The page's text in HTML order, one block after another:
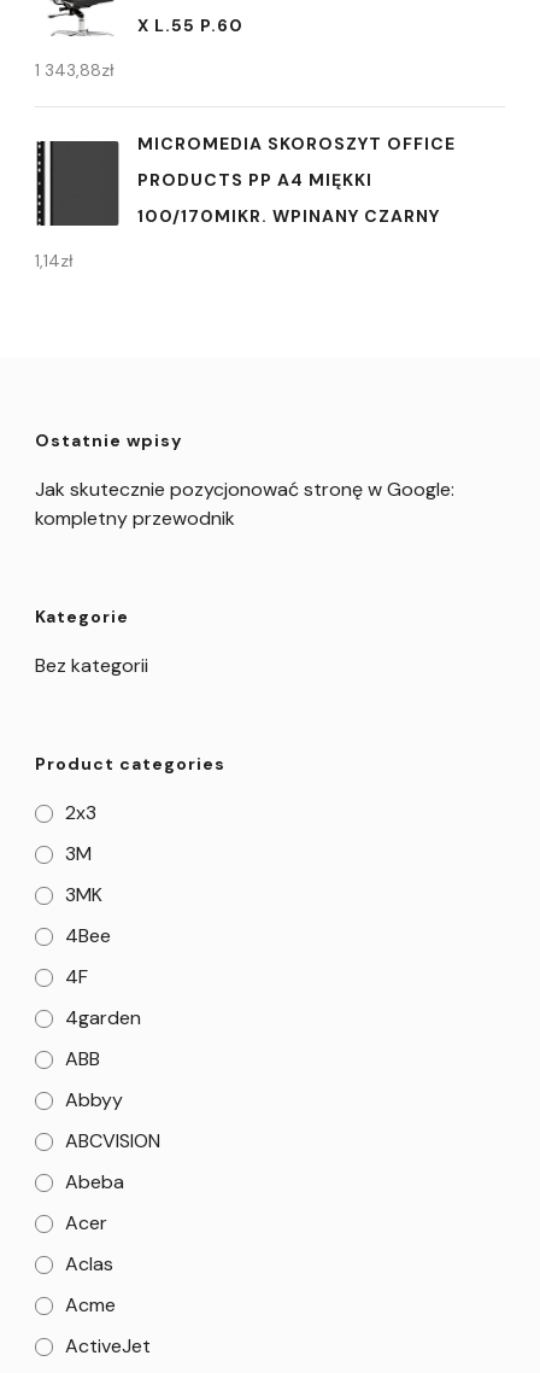
X L.55 P.60
1 343,88zł
MICROMEDIA SKOROSZYT OFFICE
PRODUCTS PP A4 MIĘKKI
100/170MIKR. WPINANY CZARNY
1,14zł
Ostatnie wpisy
Jak skutecznie pozycjonować stronę w Google:
kompletny przewodnik
Kategorie
Bez kategorii
Product categories
2x3
3M
3MK
4Bee
4F
4garden
ABB
Abbyy
ABCVISION
Abeba
Acer
Aclas
Acme
ActiveJet